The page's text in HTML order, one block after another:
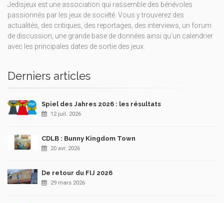
Jedisjeux est une association qui rassemble des bénévoles
passionnés par les jeux de société. Vous y trouverez des
actualités, des critiques, des reportages, des interviews, un forum
de discussion, une grande base de données ainsi qu’un calendrier
avec les principales dates de sortie des jeux.
Derniers articles
Spiel des Jahres 2026 : les résultats
12 juil. 2026
CDLB : Bunny Kingdom Town
20 avr. 2026
De retour du FIJ 2026
29 mars 2026